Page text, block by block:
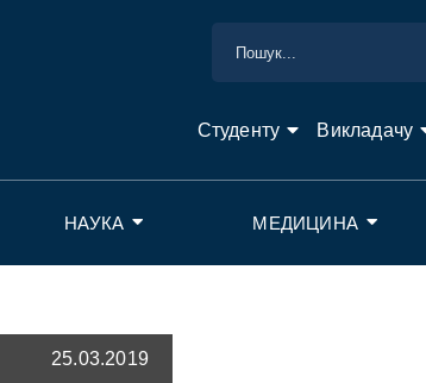
Студенту Викладачу
НАУКА МЕДИЦИНА
25.03.2019